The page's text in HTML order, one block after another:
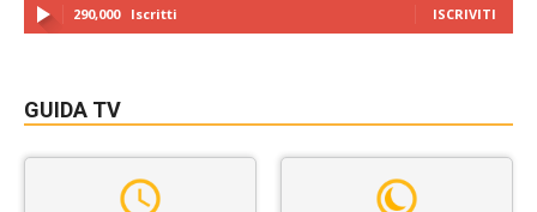
290,000 Iscritti ISCRIVITI
GUIDA TV